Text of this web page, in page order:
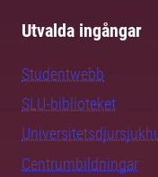
Utvalda ingångar
Studentwebb
SLU-biblioteket
Centrumbildningar